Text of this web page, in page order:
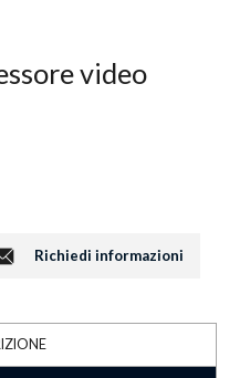
video
Richiedi informazioni